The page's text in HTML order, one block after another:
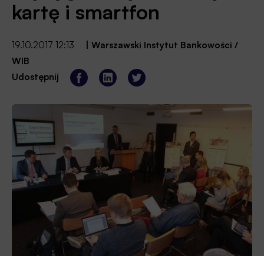
kartę i smartfon
19.10.2017 12:13
Warszawski Instytut Bankowości /
WIB
Udostępnij